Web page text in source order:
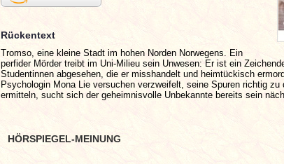
Rückentext
Tromso, eine kleine Stadt im hohen Norden Norwegens. Ein
perfider Mörder treibt im Uni-Milieu sein Unwesen: Er ist ein
Studentinnen abgesehen, die er misshandelt und heimtückisch
Psychologin Mona Lie versuchen verzweifelt, seine Spuren richtig zu
ermitteln, sucht sich der geheimnisvolle Unbekannte bereits sein
HÖRSPIEGEL-MEINUNG